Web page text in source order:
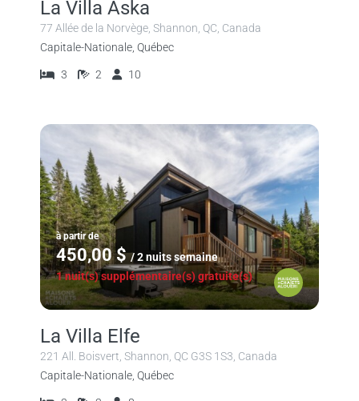
La Villa Aska
77 Allée de la Norvège, Shannon, QC, Canada
Capitale-Nationale, Québec
3 2 10
à partir de
450,00 $ / 2 nuits semaine
1 nuit(s) supplémentaire(s) gratuite(s)
La Villa Elfe
221 All. Boisvert, Shannon, QC G3S 1S3, Canada
Capitale-Nationale, Québec